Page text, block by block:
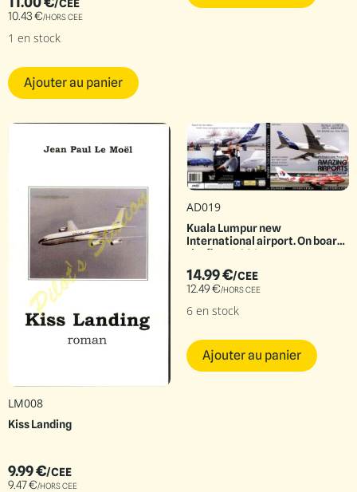
/CEE
10.43€/HORS CEE
1 en stock
Ajouter au panier
LM008
Kiss Landing
9.99€/CEE
9.47€/HORS CEE
AD019
Kuala Lumpur new
International airport. On board
the first A.380
14.99€/CEE
12.49€/HORS CEE
6 en stock
Ajouter au panier